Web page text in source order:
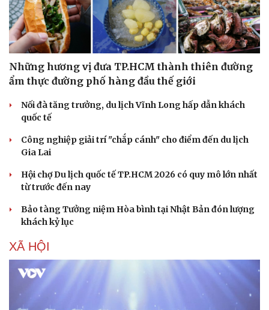
Những hương vị đưa TP.HCM thành thiên đường
ẩm thực đường phố hàng đầu thế giới
Nối đà tăng trưởng, du lịch Vĩnh Long hấp dẫn khách
quốc tế
Công nghiệp giải trí "chắp cánh" cho điểm đến du lịch
Gia Lai
Hội chợ Du lịch quốc tế TP.HCM 2026 có quy mô lớn nhất
từ trước đến nay
Bảo tàng Tưởng niệm Hòa bình tại Nhật Bản đón lượng
khách kỷ lục
XÃ HỘI